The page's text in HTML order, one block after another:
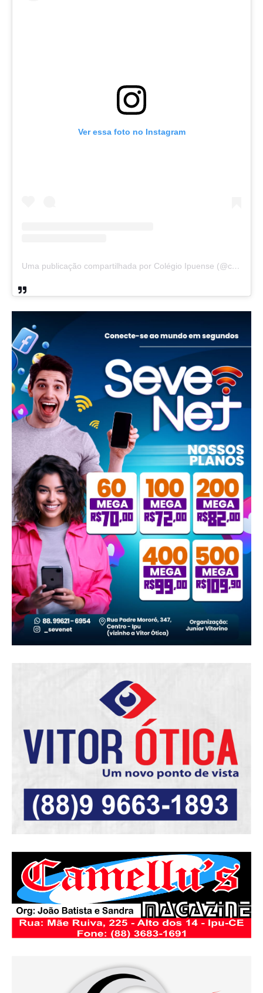
Ver essa foto no Instagram
Uma publicação compartilhada por Colégio Ipuense (@colegioipuense)